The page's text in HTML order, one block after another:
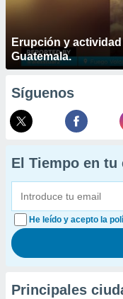
Erupción y
Guatemala.
Síguenos
El Tiempo en tu
He leído y acepto la
Principales